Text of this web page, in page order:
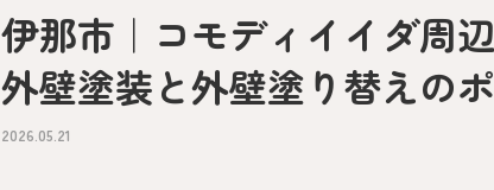
伊那市｜コモディイイダ周
外壁塗装と外壁塗り替えの
2026.05.21